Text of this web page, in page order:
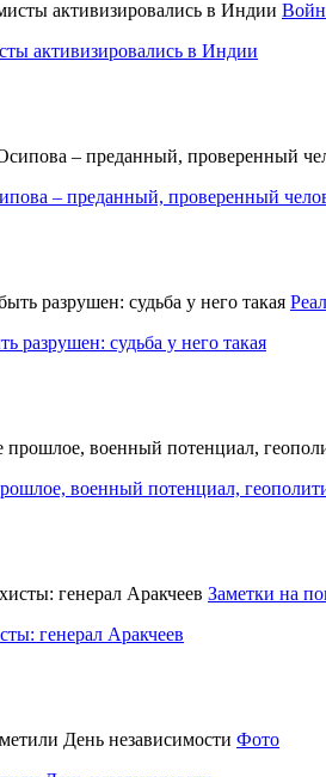
активизировались в Индии
– преданный, проверенный
разрушен: судьба у него такая
военный потенциал,
Заметки на
генерал Аракчеев
Фото